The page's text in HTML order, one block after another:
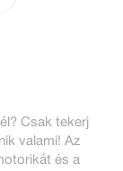
Csak tekerj
valami! Az
és a